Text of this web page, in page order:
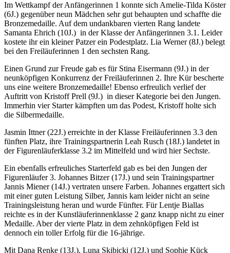
Im Wettkampf der Anfängerinnen 1 konnte sich Amelie-Tilda Köster
(6J.) gegenüber neun Mädchen sehr gut behaupten und schaffte die
Bronzemedaille. Auf dem undankbaren vierten Rang landete
Samanta Ehrich (10J.) in der Klasse der Anfängerinnen 3.1. Leider
kostete ihr ein kleiner Patzer ein Podestplatz. Lia Werner (8J.) belegt
bei den Freiläuferinnen 1 den sechsten Rang.
Einen Grund zur Freude gab es für Stina Eisermann (9J.) in der
neunköpfigen Konkurrenz der Freiläuferinnen 2. Ihre Kür bescherte
uns eine weitere Bronzemedaille! Ebenso erfreulich verlief der
Auftritt von Kristoff Prell (9J.) in dieser Kategorie bei den Jungen.
Immerhin vier Starter kämpften um das Podest, Kristoff holte sich
die Silbermedaille.
Jasmin Ittner (22J.) erreichte in der Klasse Freiläuferinnen 3.3 den
fünften Platz, ihre Trainingspartnerin Leah Rusch (18J.) landetet in
der Figurenläuferklasse 3.2 im Mittelfeld und wird hier Sechste.
Ein ebenfalls erfreuliches Starterfeld gab es bei den Jungen der
Figurenläufer 3. Johannes Bitzer (17J.) und sein Trainingspartner
Jannis Miener (14J.) vertraten unsere Farben. Johannes ergattert sich
mit einer guten Leistung Silber, Jannis kam leider nicht an seine
Trainingsleistung heran und wurde Fünfter. Für Lentje Biallas
reichte es in der Kunstläuferinnenklasse 2 ganz knapp nicht zu einer
Medaille. Aber der vierte Platz in dem zehnköpfigen Feld ist
dennoch ein toller Erfolg für die 16-jährige.
Mit Dana Renke (13J.), Luna Skibicki (12J.) und Sophie Kück